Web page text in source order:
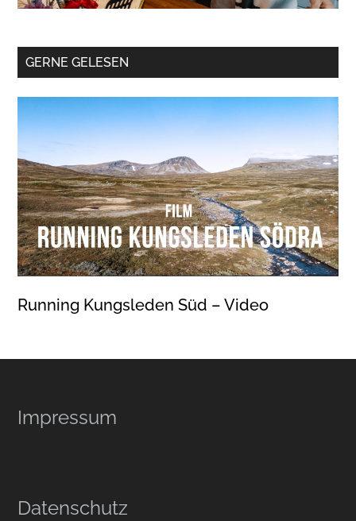
GERNE GELESEN
Running Kungsleden Süd – Video
Footer
Impressum
Datenschutz